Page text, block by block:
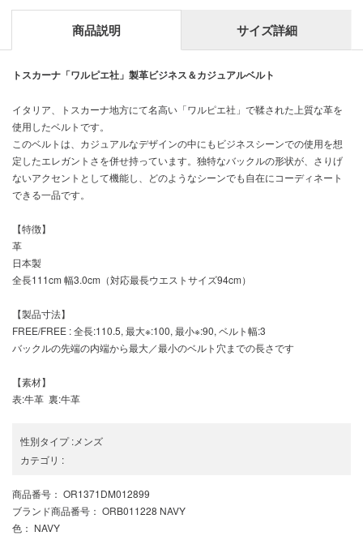
商品説明 サイズ詳細
トスカーナ「ワルピエ社」製革ビジネス＆カジュアルベルト
イタリア、トスカーナ地方にて名高い「ワルピエ社」で鞣された上質な革を
使用したベルトです。
このベルトは、カジュアルなデザインの中にもビジネスシーンでの使用を想
定したエレガントさを併せ持っています。独特なバックルの形状が、さりげ
ないアクセントとして機能し、どのようなシーンでも自在にコーディネート
できる一品です。
【特徴】
革
日本製
全長111cm 幅3.0cm（対応最長ウエストサイズ94cm）
【製品寸法】
FREE/FREE : 全長:110.5, 最大※:100, 最小※:90, ベルト幅:3
バックルの先端の内端から最大／最小のベルト穴までの長さです
【素材】
表:牛革 裏:牛革
性別タイプ:メンズ
カテゴリ :
商品番号 ： OR1371DM012899
ブランド商品番号 ： ORB011228 NAVY
色 ： NAVY